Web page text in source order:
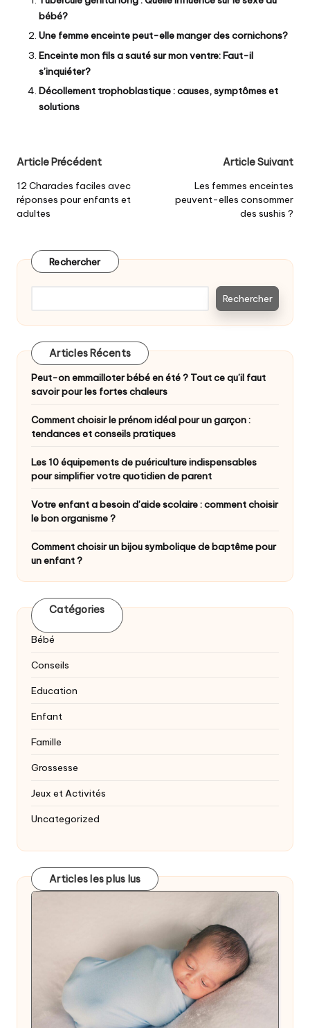
bébé?
Une femme enceinte peut-elle manger des cornichons?
Enceinte mon fils a sauté sur mon ventre: Faut-il
s’inquiéter?
Décollement trophoblastique : causes, symptômes et
solutions
Post
navigation
Article Précédent
12 Charades faciles avec
réponses pour enfants et
adultes
Article Suivant
Les femmes enceintes
peuvent-elles consommer
des sushis ?
Rechercher
Rechercher
Articles Récents
Peut-on emmailloter bébé en été ? Tout ce qu’il faut
savoir pour les fortes chaleurs
Comment choisir le prénom idéal pour un garçon :
tendances et conseils pratiques
Les 10 équipements de puériculture indispensables
pour simplifier votre quotidien de parent
Votre enfant a besoin d’aide scolaire : comment choisir
le bon organisme ?
Comment choisir un bijou symbolique de baptême pour
un enfant ?
Catégories
Bébé
Conseils
Education
Enfant
Famille
Grossesse
Jeux et Activités
Uncategorized
Articles les plus lus